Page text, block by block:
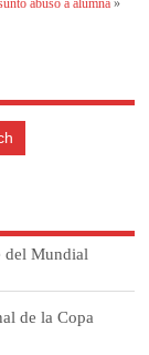
del Mundial
de la Copa